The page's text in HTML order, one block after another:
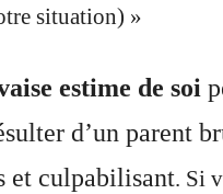
situation) »
estime de soi
d’un parent
et culpabilisant. Si